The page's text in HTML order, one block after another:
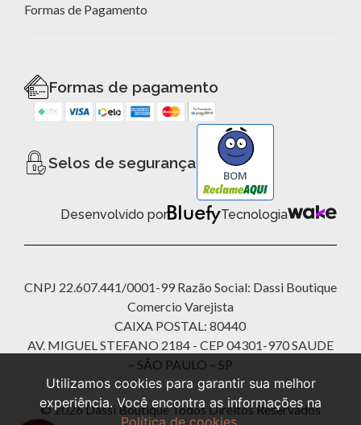
Formas de Pagamento
Formas de pagamento
Selos de segurança
BOM
Desenvolvido por Tecnologia
CNPJ 22.607.441/0001-99 Razão Social: Dassi Boutique
Comercio Varejista
CAIXA POSTAL: 80440
AV. MIGUEL STEFANO 2184 - CEP 04301-970 SAUDE
– SÃO PAULO – SP
© 2026 Dassi Boutique Todos Direitos Reservados
Utilizamos cookies para garantir sua melhor
experiência. Você encontra as informações na
Política de cookies